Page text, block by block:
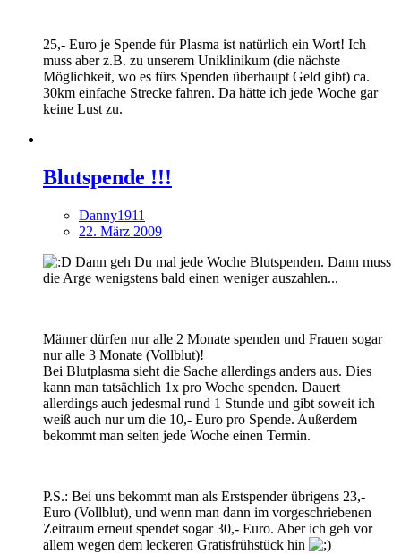
25,- Euro je Spende für Plasma ist natürlich ein Wort! Ich
muss aber z.B. zu unserem Uniklinikum (die nächste
Möglichkeit, wo es fürs Spenden überhaupt Geld gibt) ca.
30km einfache Strecke fahren. Da hätte ich jede Woche gar
keine Lust zu.
Blutspende !!!
Danny1911
22. März 2009
Dann geh Du mal jede Woche Blutspenden. Dann muss
die Arge wenigstens bald einen weniger auszahlen...
Männer dürfen nur alle 2 Monate spenden und Frauen sogar
nur alle 3 Monate (Vollblut)!
Bei Blutplasma sieht die Sache allerdings anders aus. Dies
kann man tatsächlich 1x pro Woche spenden. Dauert
allerdings auch jedesmal rund 1 Stunde und gibt soweit ich
weiß auch nur um die 10,- Euro pro Spende. Außerdem
bekommt man selten jede Woche einen Termin.
P.S.: Bei uns bekommt man als Erstspender übrigens 23,-
Euro (Vollblut), und wenn man dann im vorgeschriebenen
Zeitraum erneut spendet sogar 30,- Euro. Aber ich geh vor
allem wegen dem leckeren Gratisfrühstück hin